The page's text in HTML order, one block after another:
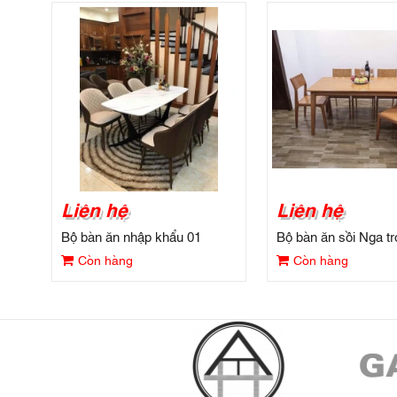
Liên hệ
Bộ bàn ăn nhập khẩu 01
Còn hàng
Liên hệ
Bộ bàn ăn sồi Nga
Còn hàng